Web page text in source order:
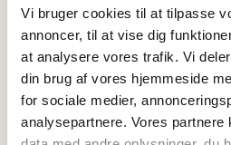
Vi bruger cookies til at tilpasse
annoncer, til at vise dig
at analysere vores trafik. Vi
din brug af vores hjemmeside
for sociale medier,
analysepartnere. Vores partnere
Museets aktiviteter
lørdag den 22. august 2026
Censortalk, KS26
Foredrag